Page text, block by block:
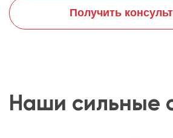
Получить
Наши сильные